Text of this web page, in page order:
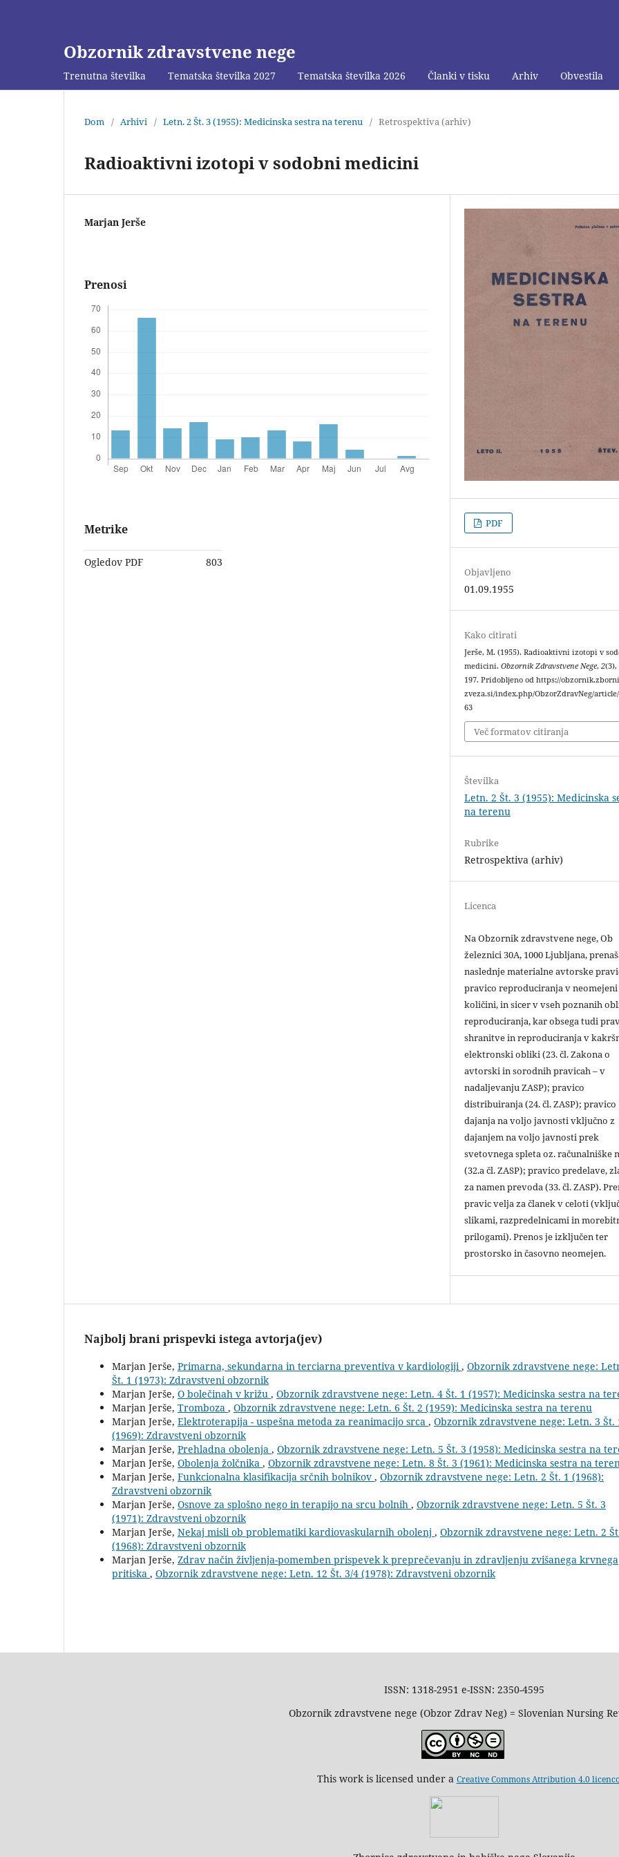
Obzornik zdravstvene nege
Trenutna številka Tematska številka 2027 Tematska številka 2026 Članki v tisku Arhiv Obvestila
Dom / Arhivi / Letn. 2 Št. 3 (1955): Medicinska sestra na terenu / Retrospektiva (arhiv)
Radioaktivni izotopi v sodobni medicini
Marjan Jerše
Prenosi
Metrike
Ogledov PDF 803
PDF
Objavljeno
01.09.1955
Kako citirati
Jerše, M. (1955). Radioaktivni izotopi v
medicini.Obzornik Zdravstvene Nege,2(3),
197. Pridobljeno od https://
zveza.si/index.php/ObzorZdravNeg/
63
Več formatov citiranja
Številka
Letn. 2 Št. 3 (1955): Medicinska
na terenu
Rubrike
Retrospektiva (arhiv)
Licenca
Na Obzornik zdravstvene nege, Ob
železnici 30A, 1000 Ljubljana,
naslednje materialne avtorske
pravico reproduciranja v neomejeni
količini, in sicer v vseh poznanih
reproduciranja, kar obsega tudi
shranitve in reproduciranja v
elektronski obliki (23. čl. Zakona o
avtorski in sorodnih pravicah – v
nadaljevanju ZASP); pravico
distribuiranja (24. čl. ZASP); pravico
dajanja na voljo javnosti vključno z
dajanjem na voljo javnosti prek
svetovnega spleta oz. računalniške
(32.a čl. ZASP); pravico predelave,
za namen prevoda (33. čl. ZASP).
pravic velja za članek v celoti
slikami, razpredelnicami in
prilogami). Prenos je izključen ter
prostorsko in časovno neomejen.
Najbolj brani prispevki istega avtorja(jev)
Marjan Jerše, Primarna, sekundarna in terciarna preventiva v kardiologiji, Obzornik zdravstvene nege:
Št. 1 (1973): Zdravstveni obzornik
Marjan Jerše, O bolečinah v križu , Obzornik zdravstvene nege: Letn. 4 Št. 1 (1957): Medicinska sestra na
Marjan Jerše, Tromboza , Obzornik zdravstvene nege: Letn. 6 Št. 2 (1959): Medicinska sestra na terenu
Marjan Jerše, Elektroterapija - uspešna metoda za reanimacijo srca , Obzornik zdravstvene nege: Letn. 3 Št.
(1969): Zdravstveni obzornik
Marjan Jerše, Prehladna obolenja , Obzornik zdravstvene nege: Letn. 5 Št. 3 (1958): Medicinska sestra na
Marjan Jerše, Obolenja žolčnika , Obzornik zdravstvene nege: Letn. 8 Št. 3 (1961): Medicinska sestra na
Marjan Jerše, Funkcionalna klasifikacija srčnih bolnikov , Obzornik zdravstvene nege: Letn. 2 Št. 1 (1968):
Zdravstveni obzornik
Marjan Jerše, Osnove za splošno nego in terapijo na srcu bolnih , Obzornik zdravstvene nege: Letn. 5 Št. 3
(1971): Zdravstveni obzornik
Marjan Jerše, Nekaj misli ob problematiki kardiovaskularnih obolenj , Obzornik zdravstvene nege: Letn. 2
(1968): Zdravstveni obzornik
Marjan Jerše, Zdrav način življenja-pomemben prispevek k preprečevanju in zdravljenju zvišanega krvnega
pritiska , Obzornik zdravstvene nege: Letn. 12 Št. 3/4 (1978): Zdravstveni obzornik
ISSN: 1318-2951 e-ISSN: 2350-4595
Obzornik zdravstvene nege (Obzor Zdrav Neg) = Slovenian Nursing
This work is licensed under a Creative Commons Attribution 4.0